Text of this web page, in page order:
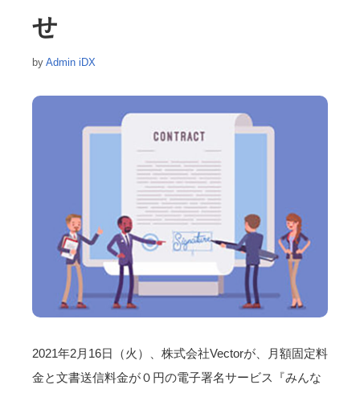
せ
by Admin iDX
2021年2月16日（火）、株式会社Vectorが、月額固定料
金と文書送信料金が０円の電子署名サービス『みんな